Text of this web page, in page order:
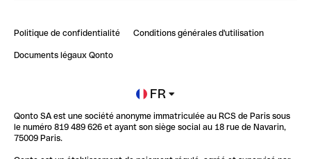
Impact de l'IA sur les carrières/productivité
Blog
Newsroom
Glossaire finance
Politique de confidentialité Conditions générales d'utilisation
Documents légaux Qonto
FR
Qonto SA est une société anonyme immatriculée au RCS de Paris sous
le numéro 819 489 626 et ayant son siège social au 18 rue de Navarin,
75009 Paris.